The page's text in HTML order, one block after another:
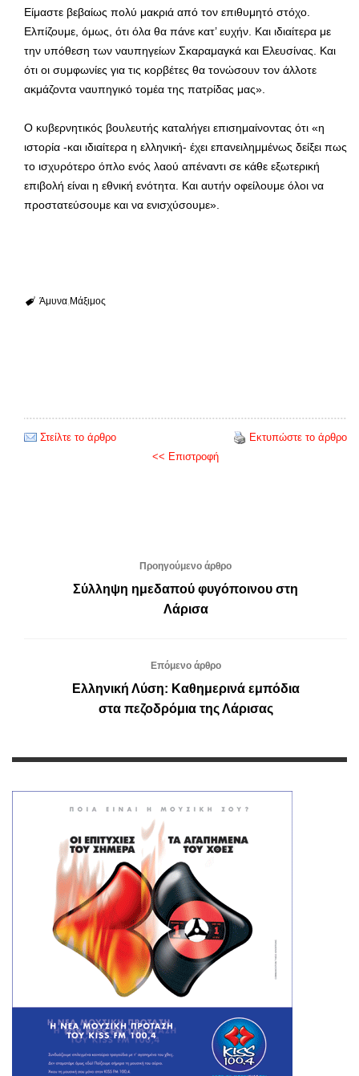
Είμαστε βεβαίως πολύ μακριά από τον επιθυμητό στόχο.
Ελπίζουμε, όμως, ότι όλα θα πάνε κατ’ ευχήν. Και ιδιαίτερα με
την υπόθεση των ναυπηγείων Σκαραμαγκά και Ελευσίνας. Και
ότι οι συμφωνίες για τις κορβέτες θα τονώσουν τον άλλοτε
ακμάζοντα ναυπηγικό τομέα της πατρίδας μας».
Ο κυβερνητικός βουλευτής καταλήγει επισημαίνοντας ότι «η
ιστορία -και ιδιαίτερα η ελληνική- έχει επανειλημμένως δείξει πως
το ισχυρότερο όπλο ενός λαού απέναντι σε κάθε εξωτερική
επιβολή είναι η εθνική ενότητα. Και αυτήν οφείλουμε όλοι να
προστατεύσουμε και να ενισχύσουμε».
Άμυνα Μάξιμος
Στείλτε το άρθρο
Εκτυπώστε το άρθρο
<< Επιστροφή
Προηγούμενο άρθρο
Σύλληψη ημεδαπού φυγόποινου στη
Λάρισα
Επόμενο άρθρο
Ελληνική Λύση: Καθημερινά εμπόδια
στα πεζοδρόμια της Λάρισας